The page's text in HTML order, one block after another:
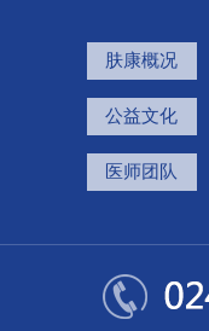
肤康概况
公益文化
医师团队